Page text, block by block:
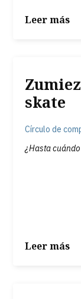
Leer más
skate
Círculo de
¿Hasta
Leer más